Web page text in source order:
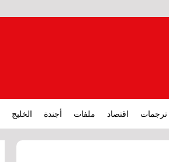
ترجمات اقتصاد ملفات أجندة الخليج